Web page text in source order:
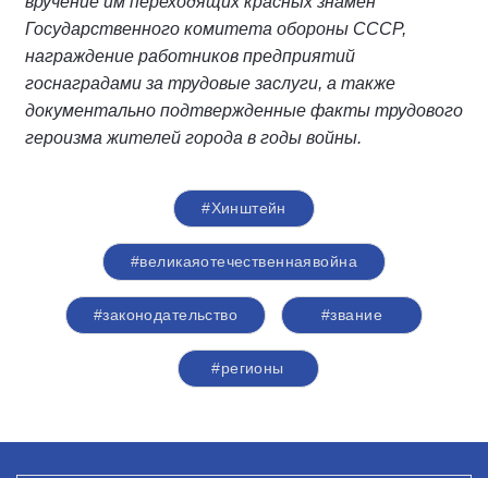
Государственного комитета обороны СССР,
награждение работников предприятий
госнаградами за трудовые заслуги, а также
документально подтвержденные факты трудового
героизма жителей города в годы войны.
#Хинштейн
#великаяотечественнаявойна
#законодательство #звание
#регионы